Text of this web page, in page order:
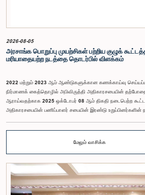
2026-08-05
அரசாங்க பொறுப்பு முயற்சிகள் பற்றிய குழுக்
மரியாதையற்ற நடத்தை தொடர்பில் விளக்கம்
2022 மற்றும் 2023 ஆம் ஆண்டுகளுக்கான கணக்காய்வு
நிர்மாணக் கைத்தொழில் அபிவிருத்தி அதிகாரசபையின்
ஆராய்வதற்காக 2025 ஒக்டோபர் 08 ஆம் திகதி நடைபெற்ற
அதிகாரசபையின் பணிப்பாளர் சபையின் இரண்டு
இக்கூட்டத்தில் கலந்துகொண்டார் என்பதைக் குழு அவதானித்தது.
நடைமுறை மற்றும் ஒழுங்குமுறைகளுக்கு முரணான வகையில்,
பெறாமலேயே இரு அதிகாரிகளும் குழுவின்
தொடர்ந்து, அரசாங்க பொறுப்பு முயற்சிகள் பற்றிய குழுவின்
சிறப்புரிமைப் பிரச்சினையினையடுத்து, பாராளுமன்றத்தை
குற்றச்சாட்டுகளின் பேரில் இரு அதிகாரிகளும் 2026 பெப்ரவரி
மேலும் வாசிக்க